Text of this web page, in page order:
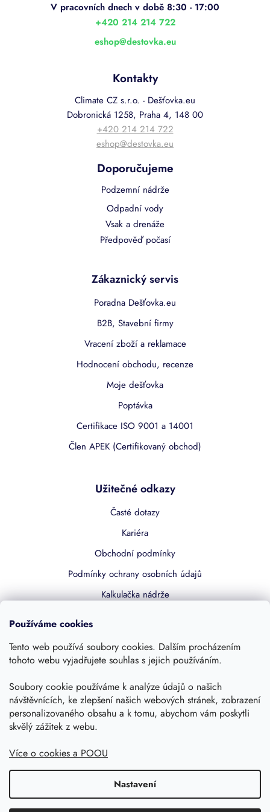
Používáme cookies
Tento web používá soubory cookies. Dalším procházením
tohoto webu vyjadřujete souhlas s jejich používáním.
Soubory cookie používáme k analýze údajů o našich
návštěvnících, ke zlepšení našich webových stránek, zobrazení
personalizovaného obsahu a k tomu, abychom vám poskytli
skvělý zážitek z webu.
Více o cookies a POOU
Nastavení
eshop@destovka.eu
+420 214 214 722
Kontakty
Climate CZ s.r.o. - Dešťovka.eu
Dobronická 1258, Praha 4, 148 00
+420 214 214 722
eshop@destovka.eu
Doporučujeme
Podzemní nádrže
Odpadní vody
Vsak a drenáže
Předpověď počasí
Zákaznický servis
Poradna Dešťovka.eu
B2B, Stavební firmy
Vracení zboží a reklamace
Hodnocení obchodu, recenze
Moje dešťovka
Poptávka
Certifikace ISO 9001 a 14001
Člen APEK (Certifikovaný obchod)
Užitečné odkazy
Časté dotazy
Kariéra
Obchodní podmínky
Podmínky ochrany osobních údajů
Kalkulačka nádrže
Kontakty
Sledujte nás
Copyright 2026, Dešťovka.eu Shoptet